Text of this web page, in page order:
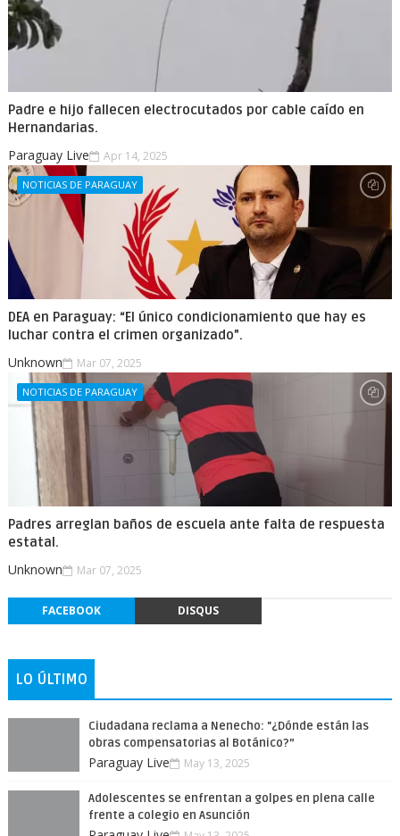
Padre e hijo fallecen electrocutados por cable caído en
Hernandarias.
Paraguay Live Apr 14, 2025
NOTICIAS DE PARAGUAY
DEA en Paraguay: “El único condicionamiento que hay es
luchar contra el crimen organizado”.
Unknown Mar 07, 2025
NOTICIAS DE PARAGUAY
Padres arreglan baños de escuela ante falta de respuesta
estatal.
Unknown Mar 07, 2025
FACEBOOK DISQUS
LO ÚLTIMO
Ciudadana reclama a Nenecho: "¿Dónde están las
obras compensatorias al Botánico?”
Paraguay Live May 13, 2025
Adolescentes se enfrentan a golpes en plena calle
frente a colegio en Asunción